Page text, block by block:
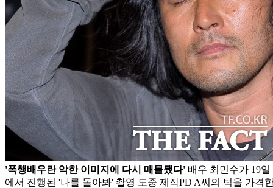
'폭행배우란 악한 이미지에 다시 매몰됐다' 배우 최민수가 19
에서 진행된 '나를 돌아봐' 촬영 도중 제작PD A씨의 턱을 가격